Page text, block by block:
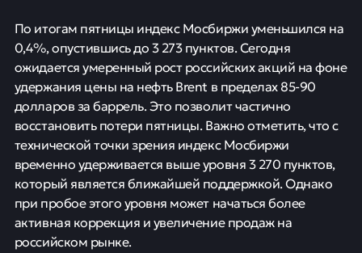
По итогам пятницы индекс Мосбиржи уменьшился на
0,4%, опустившись до 3 273 пунктов. Сегодня
ожидается умеренный рост российских акций на фоне
удержания цены на нефть Brent в пределах 85-90
долларов за баррель. Это позволит частично
восстановить потери пятницы. Важно отметить, что с
технической точки зрения индекс Мосбиржи
временно удерживается выше уровня 3 270 пунктов,
который является ближайшей поддержкой. Однако
при пробое этого уровня может начаться более
активная коррекция и увеличение продаж на
российском рынке.